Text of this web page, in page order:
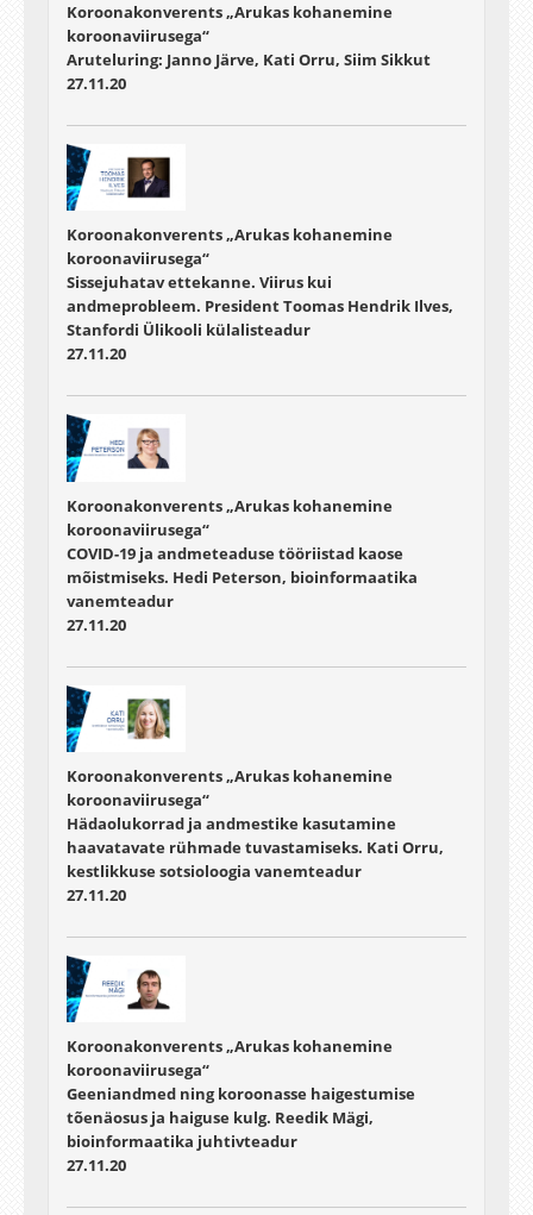
Koroonakonverents „Arukas kohanemine
koroonaviirusega“
Aruteluring: Janno Järve, Kati Orru, Siim Sikkut
27.11.20
Koroonakonverents „Arukas kohanemine
koroonaviirusega“
Sissejuhatav ettekanne. Viirus kui
andmeprobleem. President Toomas Hendrik Ilves,
Stanfordi Ülikooli külalisteadur
27.11.20
Koroonakonverents „Arukas kohanemine
koroonaviirusega“
COVID-19 ja andmeteaduse tööriistad kaose
mõistmiseks. Hedi Peterson, bioinformaatika
vanemteadur
27.11.20
Koroonakonverents „Arukas kohanemine
koroonaviirusega“
Hädaolukorrad ja andmestike kasutamine
haavatavate rühmade tuvastamiseks. Kati Orru,
kestlikkuse sotsioloogia vanemteadur
27.11.20
Koroonakonverents „Arukas kohanemine
koroonaviirusega“
Geeniandmed ning koroonasse haigestumise
tõenäosus ja haiguse kulg. Reedik Mägi,
bioinformaatika juhtivteadur
27.11.20